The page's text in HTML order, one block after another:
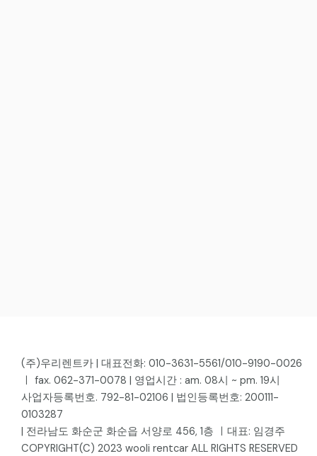
(주)우리렌트카 | 대표전화: 010-3631-5561/010-9190-0026
ㅣ fax. 062-371-0078 | 영업시간 : am. 08시 ~ pm. 19시
사업자등록번호. 792-81-02106 | 법인등록번호: 200111-
0103287
| 전라남도 화순군 화순읍 서양로 456, 1층 ㅣ대표: 임경주
COPYRIGHT(C) 2023 wooli rentcar ALL RIGHTS RESERVED